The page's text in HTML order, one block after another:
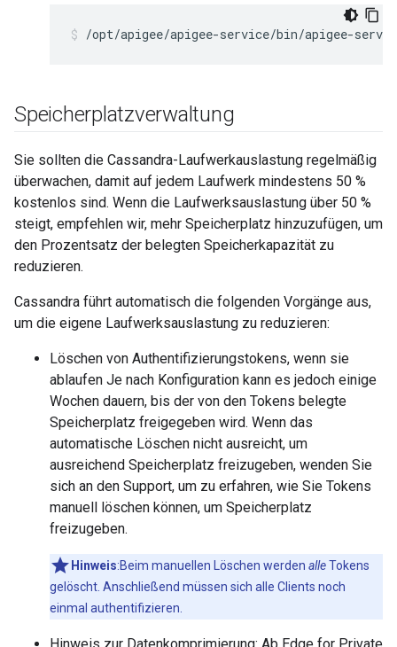
/opt/apigee/apigee-service/bin/apigee-
Speicherplatzverwaltung
Sie sollten die Cassandra-Laufwerkauslastung regelmäßig
überwachen, damit auf jedem Laufwerk mindestens 50 %
kostenlos sind. Wenn die Laufwerksauslastung über 50 %
steigt, empfehlen wir, mehr Speicherplatz hinzuzufügen, um
den Prozentsatz der belegten Speicherkapazität zu
reduzieren.
Cassandra führt automatisch die folgenden Vorgänge aus,
um die eigene Laufwerksauslastung zu reduzieren:
Löschen von Authentifizierungstokens, wenn sie
ablaufen Je nach Konfiguration kann es jedoch einige
Wochen dauern, bis der von den Tokens belegte
Speicherplatz freigegeben wird. Wenn das
automatische Löschen nicht ausreicht, um
ausreichend Speicherplatz freizugeben, wenden Sie
sich an den Support, um zu erfahren, wie Sie Tokens
manuell löschen können, um Speicherplatz
freizugeben.
Hinweis:Beim manuellen Löschen werden alleTokens
gelöscht. Anschließend müssen sich alle Clients noch
einmal authentifizieren.